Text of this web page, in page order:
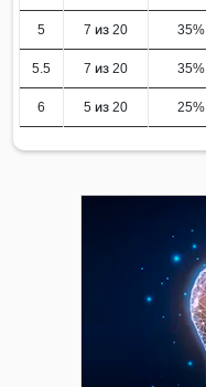
5 7 из 20 35%
5.5 7 из 20 35%
6 5 из 20 25%